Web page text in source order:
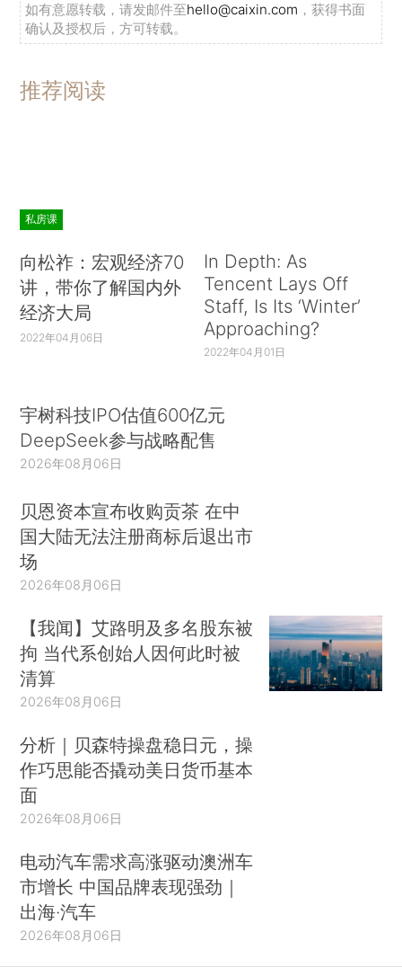
如有意愿转载，请发邮件至hello@caixin.com ，获得书面
确认及授权后，方可转载。
推荐阅读
私房课
向松祚：宏观经济70
讲，带你了解国内外
经济大局
2022年04月06日
In Depth: As
Tencent Lays Off
Staff, Is Its ‘Winter’
Approaching?
2022年04月01日
宇树科技IPO估值600亿元
DeepSeek参与战略配售
2026年08月06日
贝恩资本宣布收购贡茶 在中
国大陆无法注册商标后退出市
场
2026年08月06日
【我闻】艾路明及多名股东被
拘 当代系创始人因何此时被
清算
2026年08月06日
分析｜贝森特操盘稳日元，操
作巧思能否撬动美日货币基本
面
2026年08月06日
电动汽车需求高涨驱动澳洲车
市增长 中国品牌表现强劲｜
出海·汽车
2026年08月06日